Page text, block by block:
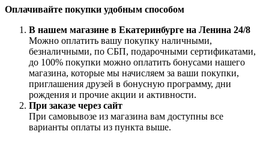
Оплачивайте покупки удобным способом
В нашем магазине в Екатеринбурге на Ленина 24/8
Можно оплатить вашу покупку наличными,
безналичными, по СБП, подарочными сертификатами,
до 100% покупки можно оплатить бонусами нашего
магазина, которые мы начисляем за ваши покупки,
приглашения друзей в бонусную программу, дни
рождения и прочие акции и активности.
При заказе через сайт
При самовывозе из магазина вам доступны все
варианты оплаты из пункта выше.